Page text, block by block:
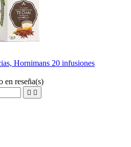
Hornimans 20 infusiones
en reseña(s)
 